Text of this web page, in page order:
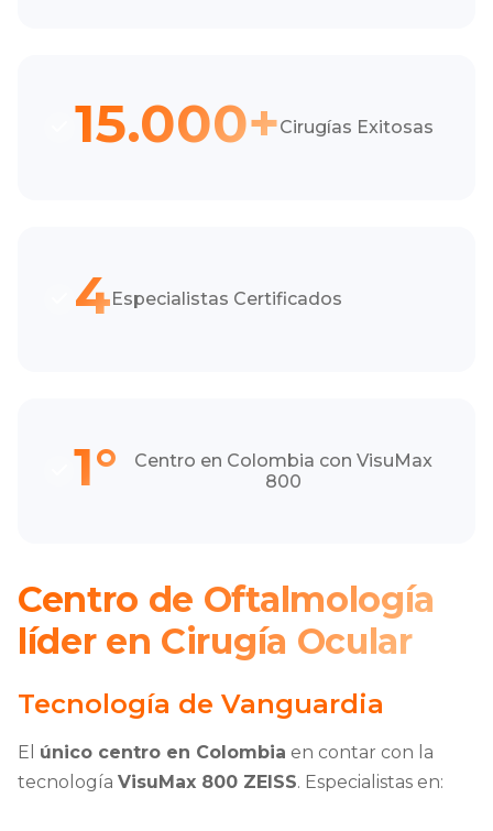
15.000+Cirugías Exitosas
4 Especialistas Certificados
1°
Centro en Colombia con VisuMax
800
Centro de Oftalmología
líder en Cirugía Ocular
Tecnología de Vanguardia
El único centro en Colombia en contar con la
tecnología VisuMax 800 ZEISS. Especialistas en: